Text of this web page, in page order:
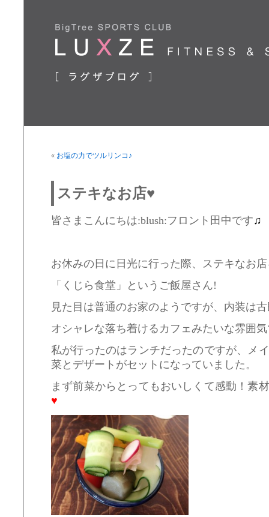
« お塩の力でツルリンコ♪
ステキなお店♥
皆さまこんにちは:blush:フロント田中です♫
お休みの日に日光に行った際、ステキなお
「くじら食堂」というご飯屋さん!
見た目は普通のお家のようですが、内装は
オシャレな落ち着けるカフェみたいな雰囲
私が行ったのはランチだったのですが、メ
菜とデザートがセットになっていました。
まず前菜からとってもおいしくて感動！素
♥